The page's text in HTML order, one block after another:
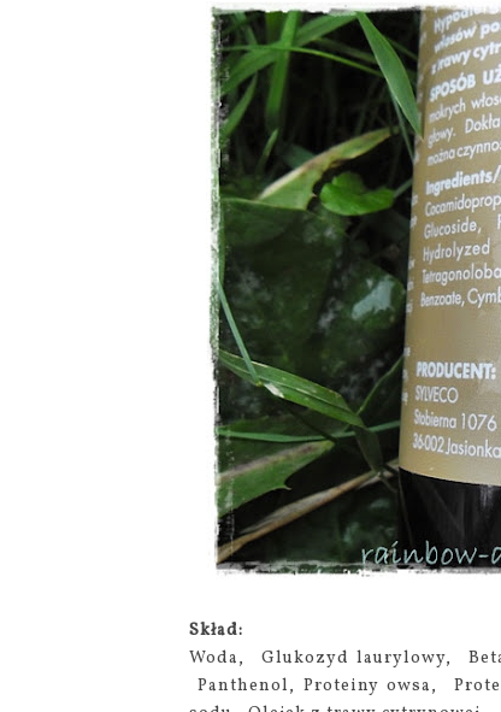
Skład:
Woda, Glukozyd laurylowy,
Panthenol, Proteiny owsa,